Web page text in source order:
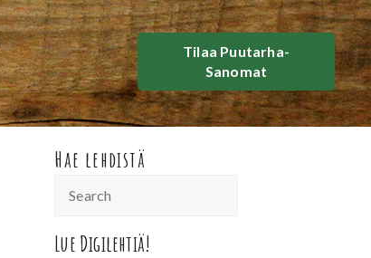
Tilaa Puutarha-
Sanomat
Hae lehdistä
Lue Digilehtiä!